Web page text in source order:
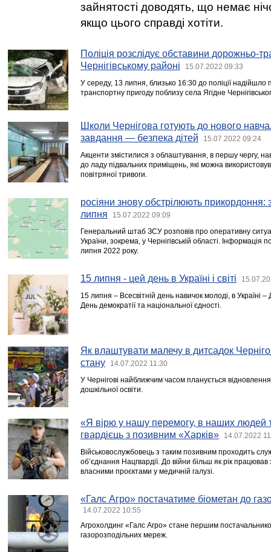
зайнятості доводять, що немає
якщо цього справді хотіти.
Поліція розслідує обставини дорожньо-
Чернігівському районі
15.07.2022 09:33
У середу, 13 липня, близько 16:30 до поліції
транспортну пригоду поблизу села Ягідне
Школи Чернігова готують до нового
завдання — безпека дітей
15.07.2022 09:24
Акценти змістилися з облаштування, в першу чергу,
до ладу підвальних приміщень, які можна
повітряної тривоги.
росіяни знову обстрілюють
липня
15.07.2022 09:09
Генеральний штаб ЗСУ розповів про оперативну
України, зокрема, у Чернігівській області.
липня 2022 року.
15 липня - цей день в Україні і світі
15 липня – Всесвітній день навичок молоді, в Україні
День демократії та національної єдності.
Як влаштувати малечу в дитсадок
стану
14.07.2022 11:30
У Чернігові найближчим часом планується
дошкільної освіти.
«Я вірю у нашу перемогу, в наших людей
гвардієць з позивним «Харків»
14.07.2022
Військовослужбовець з таким позивним проходить
об’єднання Нацгвардії. До війни більш як рік
власними проєктами у медичній галузі.
«Галс Агро» постачатиме біометан до
14.07.2022 10:55
Агрохолдинг «Галс Агро» стане першим
газорозподільних мереж.